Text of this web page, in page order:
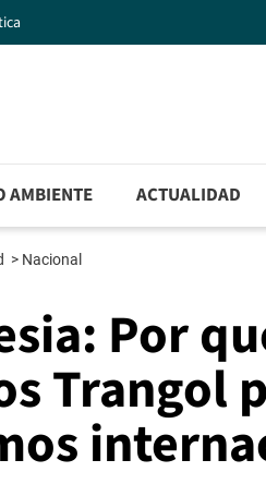
AMBIENTE ACTUALIDAD
> Nacional
Por
Trangol